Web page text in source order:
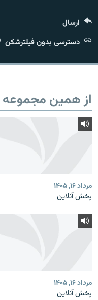
زبان‌های دیگر
ارسال
دسترسی بدون فیلترشکن
از همین مجموعه
مرداد ۱۶, ۱۴۰۵
پخش آنلاین
مرداد ۱۶, ۱۴۰۵
پخش آنلاین